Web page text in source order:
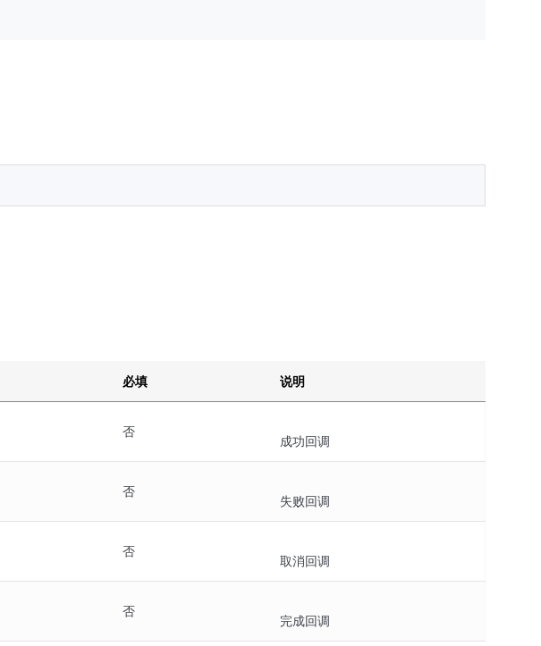
必填 说明
否
成功回调
否
失败回调
否
取消回调
否
完成回调